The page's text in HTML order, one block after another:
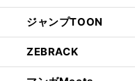
ジャンプTOON
ZEBRACK